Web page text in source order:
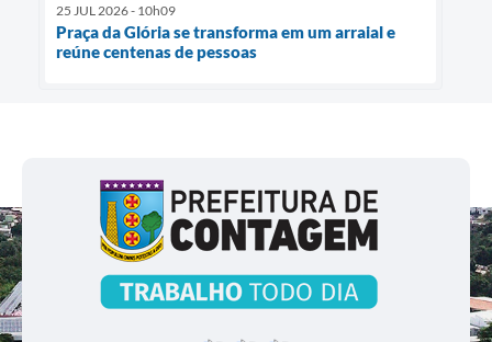
25 JUL 2026 - 10h09
Praça da Glória se transforma em um arraial e
reúne centenas de pessoas